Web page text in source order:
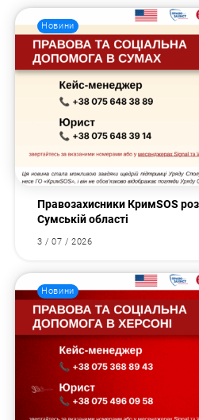
Новини
Правозахисники КримSOS
Сумській області
3 / 07 / 2026
Новини